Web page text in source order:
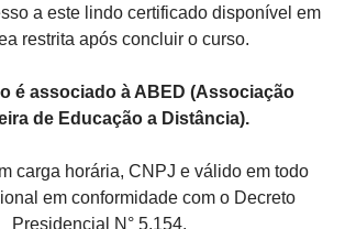
a este lindo certificado disponível em
restrita após concluir o curso.
é associado à ABED (Associação
de Educação a Distância).
carga horária, CNPJ e válido em todo
em conformidade com o Decreto
Presidencial N° 5.154.